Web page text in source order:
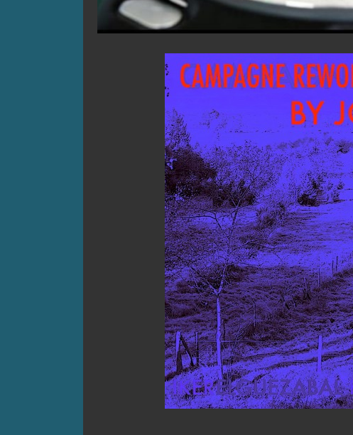
CAMPAGNE REWORKED
Comment is Closed
Campagne remixé par le compositeur et
READ